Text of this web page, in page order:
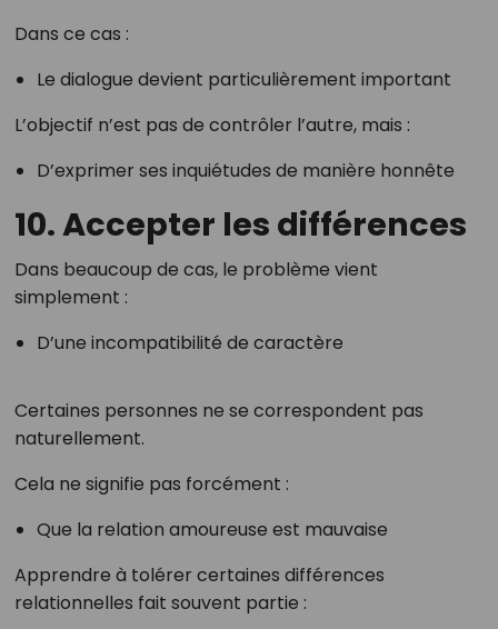
Dans ce cas :
Le dialogue devient particulièrement important
L’objectif n’est pas de contrôler l’autre, mais :
D’exprimer ses inquiétudes de manière honnête
10. Accepter les différences
Dans beaucoup de cas, le problème vient
simplement :
D’une incompatibilité de caractère
Certaines personnes ne se correspondent pas
naturellement.
Cela ne signifie pas forcément :
Que la relation amoureuse est mauvaise
Apprendre à tolérer certaines différences
relationnelles fait souvent partie :